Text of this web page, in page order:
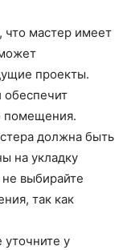
что мастер имеет
проекты.
помещения.
должна быть
на укладку
выбирайте
так как
уточните у